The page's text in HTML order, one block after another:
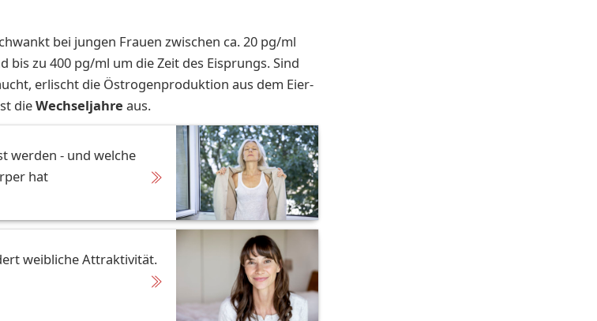
bei jun­gen Frau­en zwi­schen ca. 20 pg/ml
zu 400 pg/ml um die Zeit des Ei­sprungs. Sind
er­lischt die Ös­tro­gen­pro­duk­ti­on aus dem Ei­er­
dieWech­sel­jahre aus.
werden - und welche
hat
weibliche Attraktivität.